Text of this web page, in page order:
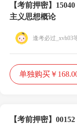
【考前押密】
主义思想概论
逢考必过_xvh03
单独购买￥
【考前押密】